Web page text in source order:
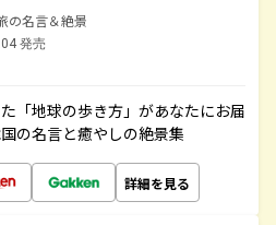
の名言＆絶景
発売
「地球の歩き方」があなたにお届
の名言と癒やしの絶景集
詳細を見る